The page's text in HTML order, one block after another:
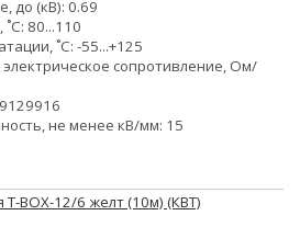
до (кВ): 0.69
80...110
˚С: -55...+125
сопротивление, Ом/
не менее кВ/мм: 15
BOX-12/6 желт (10м) (КВТ)